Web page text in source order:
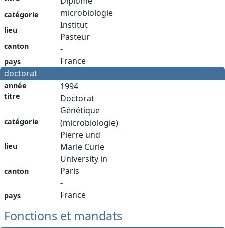
catégorie
lieu
canton
pays
microbiologie
Institut
Pasteur
-
France
doctorat
année
titre
catégorie
lieu
canton
pays
1994
Doctorat
Génétique
(microbiologie)
Pierre und
Marie Curie
University in
Paris
-
France
Fonctions et mandats